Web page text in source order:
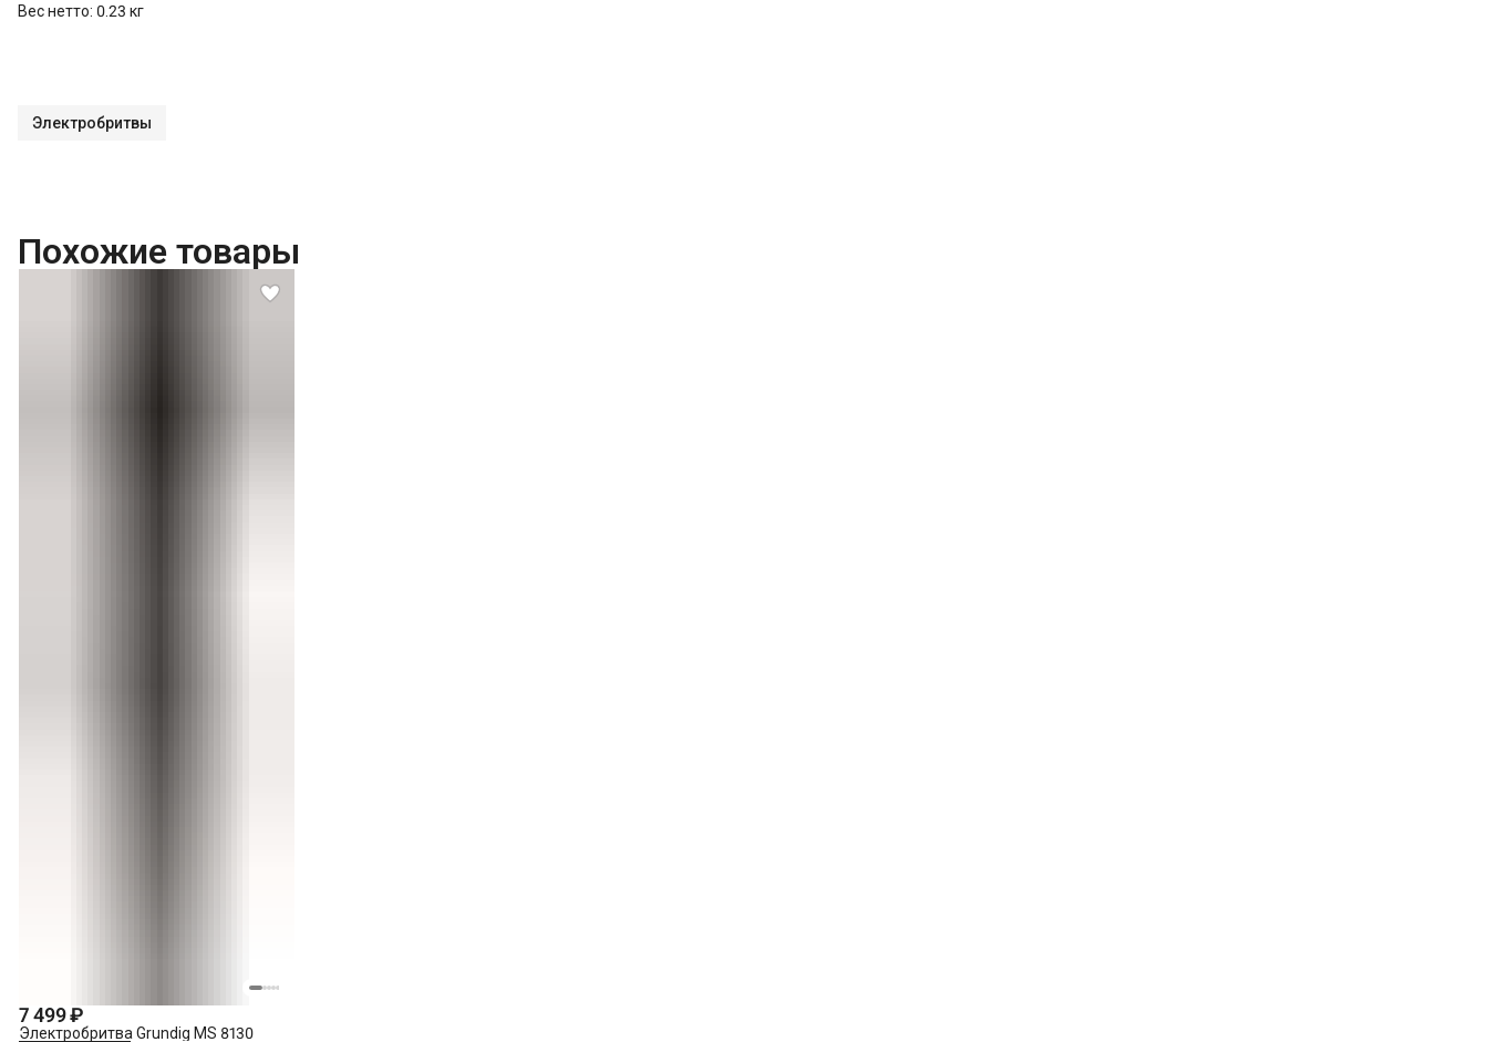
Вес нетто: 0.23 кг
Электробритвы
Похожие товары
7 499 ₽
Электробритва Grundig MS 8130